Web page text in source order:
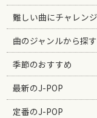
難しい曲にチャレンジ
曲のジャンルから探す
季節のおすすめ
最新のJ-POP
定番のJ-POP